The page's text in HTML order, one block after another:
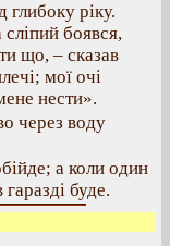
ріку.
боявся,
що, – сказав
мої очі
нести».
через воду
а коли один
буде.